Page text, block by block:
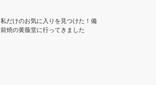
私だけのお気に入りを見つけた！備
前焼の黄薇堂に行ってきました